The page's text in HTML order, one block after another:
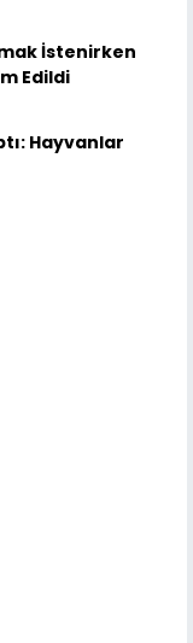
İstenirken
Edildi
Hayvanlar